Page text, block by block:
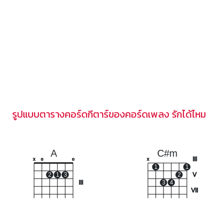
รูปแบบตารางคอร์ดกีตาร์ของคอร์ดเพลง รักได้ไหม
A
x o
2 1 3
o
C#m
V
VII
x
1
3 4
2
1